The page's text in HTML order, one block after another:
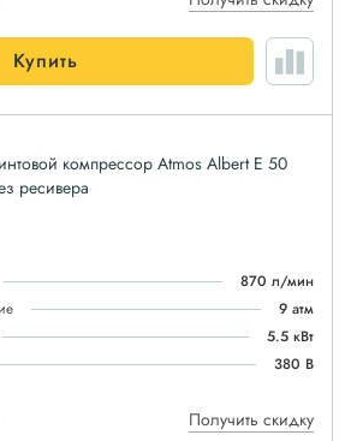
Купить
компрессор Atmos Albert E 50
ресивера
870 л/мин
9 атм
5.5 кВт
380 В
Получить скидку